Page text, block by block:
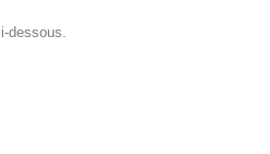
dessous.